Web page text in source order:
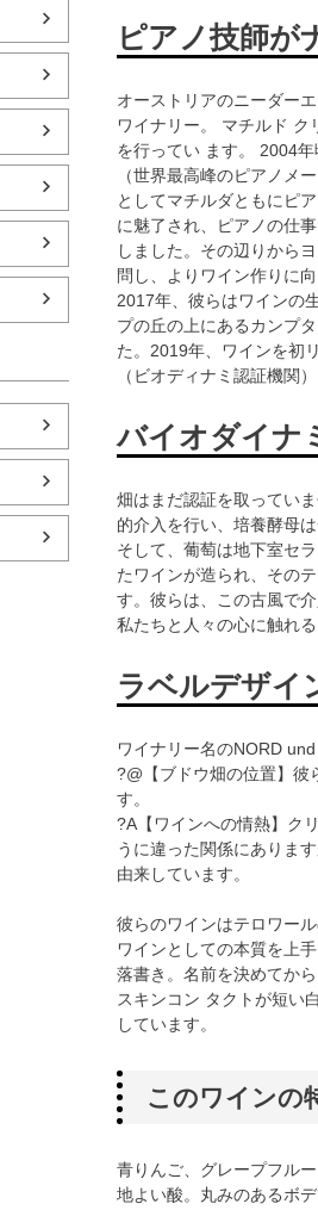
ピアノ技師が
オーストリアのニーダー
ワイナリー。 マチルド ク
を行ってい ます。 2004
（世界最高峰のピアノメ
としてマチルダともにピ
に魅了され、ピアノの仕
しました。その辺りから
問し、よりワイン作りに
2017年、彼らはワインの
プの丘の上にあるカンプ
た。2019年、ワインを初
（ビオディナミ認証機関
バイオダイナ
畑はまだ認証を取ってい
的介入を行い、培養酵母
そして、葡萄は地下室セ
たワインが造られ、その
す。彼らは、この古風で
私たちと人々の心に触れ
ラベルデザイ
ワイナリー名のNORD
?@【ブドウ畑の位置】彼
す。
?A【ワインへの情熱】ク
うに違った関係にありま
由来しています。
彼らのワインはテロワー
ワインとしての本質を上
落書き。名前を決めてか
スキンコン タクトが短い
しています。
このワインの
青りんご、グレープフル
地よい酸。丸みのあるボ